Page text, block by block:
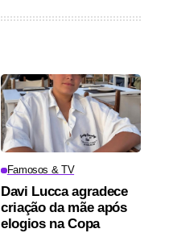
Famosos & TV
Davi Lucca agradece
criação da mãe após
elogios na Copa